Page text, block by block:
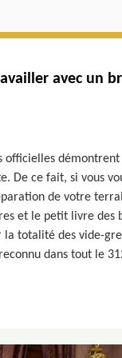
avec un
officielles
De ce fait, si vous
de votre
et le petit livre des
totalité des vide-
dans tout le